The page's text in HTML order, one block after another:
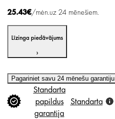
25.43€/mėn.uz 24 mēnešiem.
Līzinga piedāvājums
›
Pagariniet savu 24 mēnešu garantiju
Standarta
papildus
garantija
Standarta